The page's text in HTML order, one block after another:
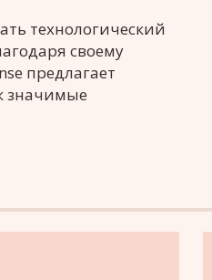
технологический
своему
предлагает
значимые